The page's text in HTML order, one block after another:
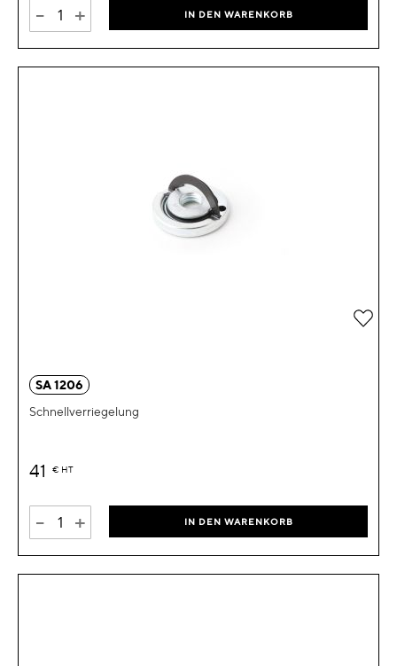
- + IN DEN WARENKORB
SA 1206
Schnellverriegelung
41 € HT
- + IN DEN WARENKORB
Zur